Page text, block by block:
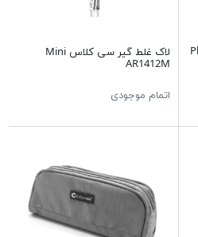
لاک غلط گیر سی کلاس Mini
AR1412M
اتمام موجودی